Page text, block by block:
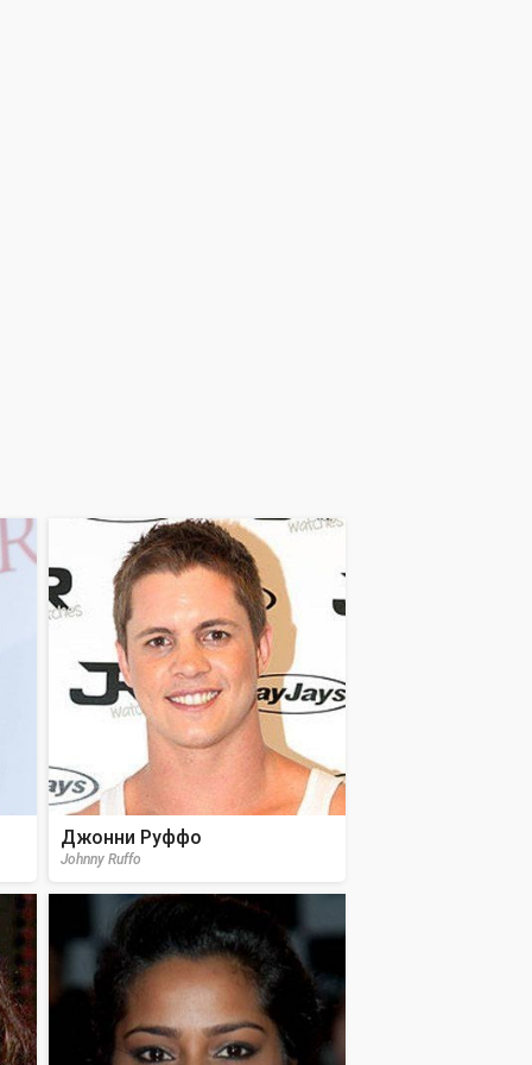
Джонни Руффо
Johnny Ruffo